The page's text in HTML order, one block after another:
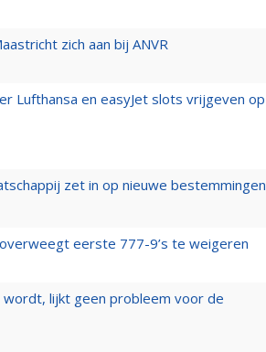
zich aan bij ANVR
Lufthansa en easyJet slots vrijgeven op
zet in op nieuwe bestemmingen
eerste 777-9’s te weigeren
lijkt geen probleem voor de